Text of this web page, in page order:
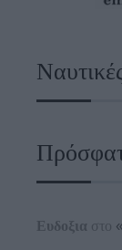
Ευδοξια στο